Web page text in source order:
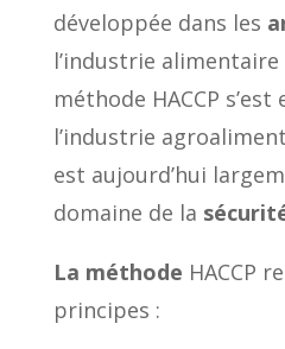
développée dans les
l’industrie alimentaire
méthode HACCP
l’industrie
est aujourd’hui
domaine de la
La méthode HACCP
principes :